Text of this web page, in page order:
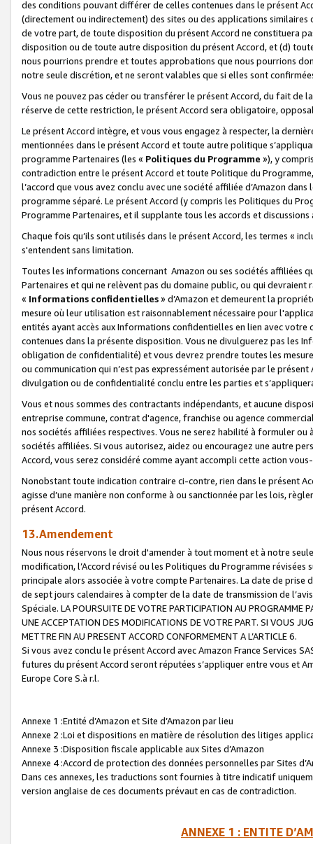
des conditions pouvant différer de celles contenues dans le présent
(directement ou indirectement) des sites ou des applications
de votre part, de toute disposition du présent Accord ne constituera
disposition ou de toute autre disposition du présent Accord, et (d)
nous pourrions prendre et toutes approbations que nous pourrions
notre seule discrétion, et ne seront valables que si elles sont
Vous ne pouvez pas céder ou transférer le présent Accord, du fait de
réserve de cette restriction, le présent Accord sera obligatoire,
Le présent Accord intègre, et vous vous engagez à respecter, la
mentionnées dans le présent Accord et toute autre politique
programme Partenaires (les « Politiques du Programme »), y
contradiction entre le présent Accord et toute Politique du
l’accord que vous avez conclu avec une société affiliée d’Amazon
programme séparé. Le présent Accord (y compris les Politiques du
Programme Partenaires, et il supplante tous les accords et discussions
Chaque fois qu’ils sont utilisés dans le présent Accord, les termes «
s'entendent sans limitation.
Toutes les informations concernant Amazon ou ses sociétés affiliées
Partenaires et qui ne relèvent pas du domaine public, ou qui
« Informations confidentielles» d’Amazon et demeurent la
mesure où leur utilisation est raisonnablement nécessaire pour
entités ayant accès aux Informations confidentielles en lien avec
contenues dans la présente disposition. Vous ne divulguerez pas les
obligation de confidentialité) et vous devrez prendre toutes les
ou communication qui n’est pas expressément autorisée par le
divulgation ou de confidentialité conclu entre les parties et
Vous et nous sommes des contractants indépendants, et aucune
entreprise commune, contrat d'agence, franchise ou agence
nos sociétés affiliées respectives. Vous ne serez habilité à formuler
sociétés affiliées. Si vous autorisez, aidez ou encouragez une autre
Accord, vous serez considéré comme ayant accompli cette action
Nonobstant toute indication contraire ci-contre, rien dans le présent
agisse d’une manière non conforme à ou sanctionnée par les lois,
présent Accord.
13.Amendement
Nous nous réservons le droit d'amender à tout moment et à notre
modification, l’Accord révisé ou les Politiques du Programme
principale alors associée à votre compte Partenaires. La date de
de sept jours calendaires à compter de la date de transmission de
Spéciale. LA POURSUITE DE VOTRE PARTICIPATION AU PROGRAMME
UNE ACCEPTATION DES MODIFICATIONS DE VOTRE PART. SI VOUS
METTRE FIN AU PRESENT ACCORD CONFORMEMENT A L’ARTICLE 6.
Si vous avez conclu le présent Accord avec Amazon France Services
futures du présent Accord seront réputées s’appliquer entre vous et
Europe Core S.à r.l.
Annexe 1 :Entité d’Amazon et Site d’Amazon par lieu
Annexe 2 :Loi et dispositions en matière de résolution des litiges
Annexe 3 :Disposition fiscale applicable aux Sites d’Amazon
Annexe 4 :Accord de protection des données personnelles par Sites
Dans ces annexes, les traductions sont fournies à titre indicatif
version anglaise de ces documents prévaut en cas de contradiction.
ANNEXE 1 : ENTITE